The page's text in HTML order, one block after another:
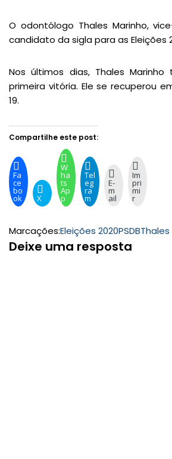
O odontólogo Thales Marinho,
candidato da sigla para as Eleições
Nos últimos dias, Thales
primeira vitória. Ele se recuperou
19.
Compartilhe este post:
Fa
ce
bo
ok X
W
ha
ts
Ap
p
Tel
eg
ra
m
E-
m
ail
Im
pri
mi
r
Marcações:Eleições 2020PSDBThales
Deixe uma resposta